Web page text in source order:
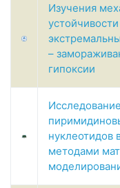
Изучения
–
гипоксии
нуклеотидов
методами